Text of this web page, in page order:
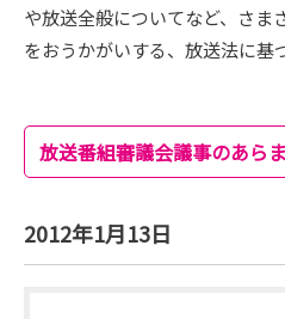
や放送全般についてなど、さま
をおうかがいする、放送法に基
放送番組審議会議事のあら
2012年1月13日